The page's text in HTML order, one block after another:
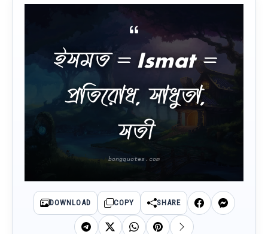
ইসমত = Ismat =
প্রতিরোধ, সাধুতা,
সতী
DOWNLOAD COPY SHARE